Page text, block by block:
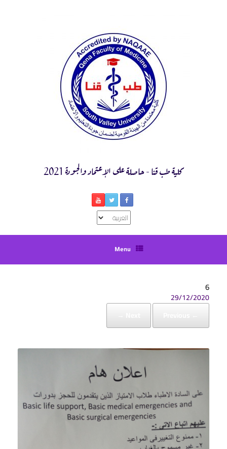
كلية طب قنا - حاصلة على الإعتماد والجودة 2021
اختر
لغة
Menu
6
29/12/2020